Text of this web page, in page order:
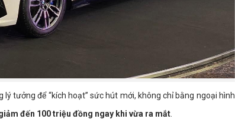
tưởng để “kích hoạt” sức hút mới, không chỉ bằng ngoại hình
đến 100 triệu đồng ngay khi vừa ra mắt